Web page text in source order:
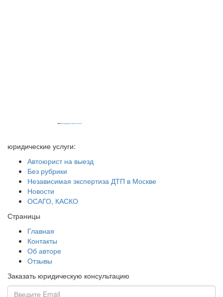
Powered by embedgooglemaps EN & iamsterdamcard.it
юридические услуги:
Автоюрист на выезд
Без рубрики
Независимая экспертиза ДТП в Москве
Новости
ОСАГО, КАСКО
Страницы
Главная
Контакты
Об авторе
Отзывы
Заказать юридическую консультацию